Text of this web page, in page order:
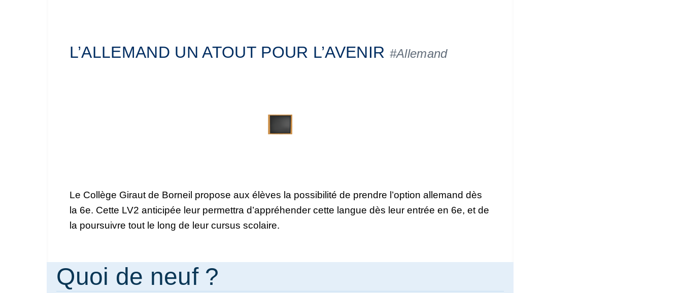
L’ALLEMAND UN ATOUT POUR L’AVENIR #Allemand
Le Collège Giraut de Borneil propose aux élèves la possibilité de prendre l’option allemand dès
la 6e. Cette LV2 anticipée leur permettra d’appréhender cette langue dès leur entrée en 6e, et de
la poursuivre tout le long de leur cursus scolaire.
Quoi de neuf ?